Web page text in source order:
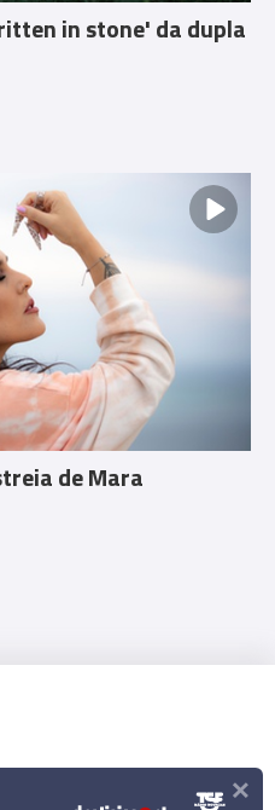
in stone' da dupla
de Mara
×